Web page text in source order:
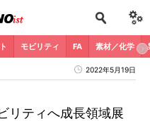
モビリティ FA 素材／化学
2022年5月19日
リティへ成長領域展